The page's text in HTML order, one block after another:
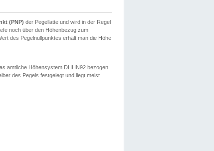
(PNP) der Pegellatte und wird in der Regel
noch über den Höhenbezug zum
des Pegelnullpunktes erhält man die Höhe
amtliche Höhensystem DHHN92 bezogen
des Pegels festgelegt und liegt meist